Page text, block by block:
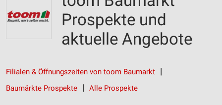
Prospekte und
aktuelle Angebote
Filialen & Öffnungszeiten von toom Baumarkt
Baumärkte Prospekte
Alle Prospekte